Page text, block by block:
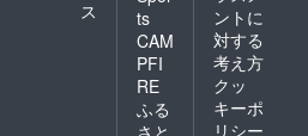
ス
ts
CAM
PFI
RE
ふる
ントに
対する
考え方
クッ
キーポ
リシー